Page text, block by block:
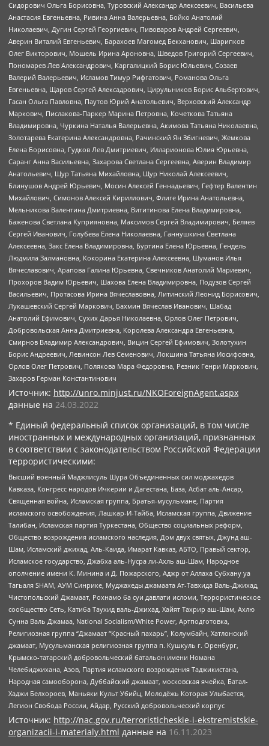
Сидорович Ольга Борисовна, Туровский Александр Алексеевич, Васильева
Анастасия Евгеньевна, Ривина Анна Валерьевна, Бойко Анатолий
Николаевич, Дугин Сергей Георгиевич, Пивоваров Андрей Сергеевич,
Аверин Виталий Евгеньевич, Барахоев Магомед Бекханович, Шарипков
Олег Викторович, Мошель Ирина Ароновна, Шведов Григорий Сергеевич,
Пономарев Лев Александрович, Каргалицкий Борис Юльевич, Созаев
Валерий Валерьевич, Исламов Тимур Рифгатович, Романова Ольга
Евгеньевна, Щаров Сергей Алексадрович, Цирульников Борис Альбертович,
Гасан Ольга Павловна, Паутов Юрий Анатольевич, Верховский Александр
Маркович, Пислакова-Паркер Марина Петровна, Кочеткова Татьяна
Владимировна, Чуркина Наталья Валерьевна, Акимова Татьяна Николаевна,
Золотарева Екатерина Александровна, Рачинский Ян Збигневич, Жемкова
Елена Борисовна, Гудков Лев Дмитриевич, Илларионова Юлия Юрьевна,
Саранг Анна Васильевна, Захарова Светлана Сергеевна, Аверин Владимир
Анатольевич, Щур Татьяна Михайловна, Щур Николай Алексеевич,
Блинушов Андрей Юрьевич, Мосин Алексей Геннадьевич, Гефтер Валентин
Михайлович, Симонов Алексей Кириллович, Флиге Ирина Анатольевна,
Мельникова Валентина Дмитриевна, Вититинова Елена Владимировна,
Баженова Светлана Куприяновна, Максимов Сергей Владимирович, Беляев
Сергей Иванович, Голубева Елена Николаевна, Ганнушкина Светлана
Алексеевна, Закс Елена Владимировна, Буртина Елена Юрьевна, Гендель
Людмила Залмановна, Кокорина Екатерина Алексеевна, Шуманов Илья
Вячеславович, Арапова Галина Юрьевна, Свечников Анатолий Мариевич,
Прохоров Вадим Юрьевич, Шахова Елена Владимировна, Подузов Сергей
Васильевич, Протасова Ирина Вячеславовна, Литинский Леонид Борисович,
Лукашевский Сергей Маркович, Бахмин Вячеслав Иванович, Шабад
Анатолий Ефимович, Сухих Дарья Николаевна, Орлов Олег Петрович,
Добровольская Анна Дмитриевна, Королева Александра Евгеньевна,
Смирнов Владимир Александрович, Вицин Сергей Ефимович, Золотухин
Борис Андреевич, Левинсон Лев Семенович, Локшина Татьяна Иосифовна,
Орлов Олег Петрович, Полякова Мара Федоровна, Резник Генри Маркович,
Захаров Герман Константинович
Источник: http://unro.minjust.ru/NKOForeignAgent.aspx
данные на 24.03.2022
* Единый федеральный список организаций, в том числе
иностранных и международных организаций, признанных
в соответствии с законодательством Российской Федерации
террористическими:
Высший военный Маджлисуль Шура Объединенных сил моджахедов
Кавказа, Конгресс народов Ичкерии и Дагестана, База, Асбат аль-Ансар,
Священная война, Исламская группа, Братья-мусульмане, Партия
исламского освобождения, Лашкар-И-Тайба, Исламская группа, Движение
Талибан, Исламская партия Туркестана, Общество социальных реформ,
Общество возрождения исламского наследия, Дом двух святых, Джунд аш-
Шам, Исламский джихад, Аль-Каида, Имарат Кавказ, АБТО, Правый сектор,
Исламское государство, Джабха аль-Нусра ли-Ахль аш-Шам, Народное
ополчение имени К. Минина и Д. Пожарского, Аджр от Аллаха Субхану уа
Тагьаля SHAM, АУМ Синрике, Муджахеды джамаата Ат-Тавхида Валь-Джихад,
Чистопольский Джамаат, Рохнамо ба суи давлати исломи, Террористическое
сообщество Сеть, Катиба Таухид валь-Джихад, Хайят Тахрир аш-Шам, Ахлю
Сунна Валь Джамаа, National Socialism/White Power, Артподготовка,
Религиозная группа “Джамаат “Красный пахарь”, Колумбайн, Хатлонский
джамаат, Мусульманская религиозная группа п. Кушкуль г. Оренбург,
Крымско-татарский добровольческий батальон имени Номана
Челебиджихана, Азов, Партия исламского возрождения Таджикистана,
Народная самооборона, Дуббайский джамаат, московская ячейка, Батал-
Хаджи Белхороев, Маньяки Культ Убийц, Молодёжь Которая Улыбается,
Легион Свобода России, Айдар, Русский добровольческий корпус
Источник: http://nac.gov.ru/terroristicheskie-i-ekstremistskie-
organizacii-i-materialy.html данные на 16.11.2023